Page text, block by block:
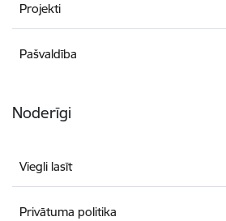
Projekti
Pašvaldība
Noderīgi
Viegli lasīt
Privātuma politika